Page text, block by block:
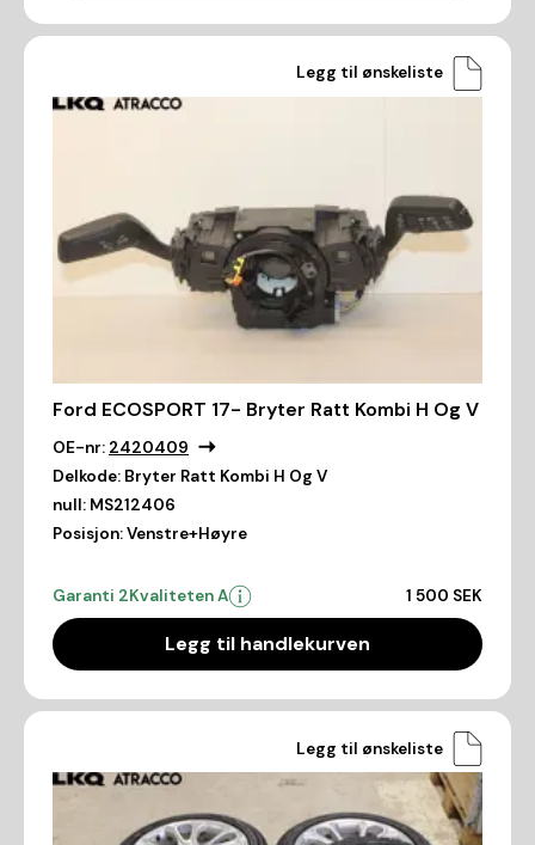
Legg til ønskeliste
Ford ECOSPORT 17- Bryter Ratt Kombi H Og V
OE-nr: 2420409
Delkode: Bryter Ratt Kombi H Og V
null: MS212406
Posisjon:Venstre+Høyre
Garanti 2Kvaliteten A 1 500 SEK
Legg til handlekurven
Legg til ønskeliste